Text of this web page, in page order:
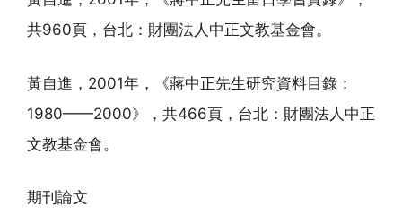
共960頁，台北：財團法人中正文教基金會。
黃自進，2001年，《蔣中正先生研究資料目錄：
1980——2000》，共466頁，台北：財團法人中正
文教基金會。
期刊論文